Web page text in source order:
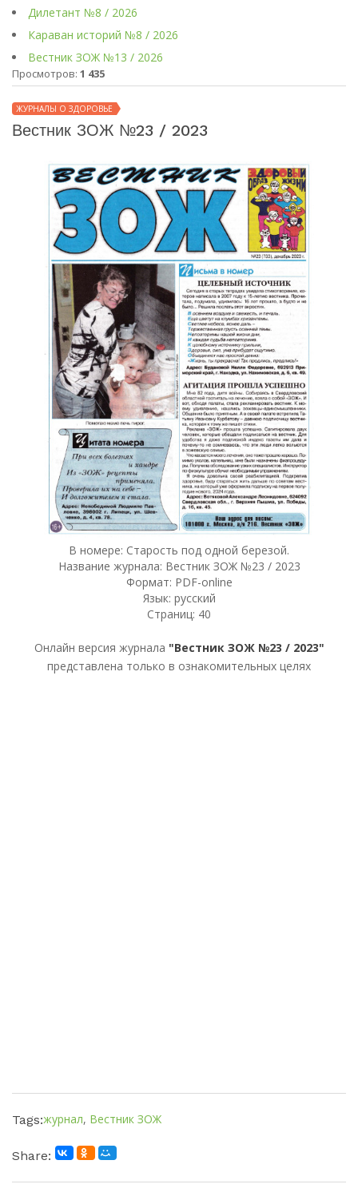
Дилетант №8 / 2026
Караван историй №8 / 2026
Вестник ЗОЖ №13 / 2026
Просмотров: 1 435
ЖУРНАЛЫ О ЗДОРОВЬЕ
Вестник ЗОЖ №23 / 2023
В номере: Старость под одной березой.
Название журнала: Вестник ЗОЖ №23 / 2023
Формат: PDF-online
Язык: русский
Страниц: 40
Онлайн версия журнала "Вестник ЗОЖ №23 / 2023"
представлена только в ознакомительных целях
Tags:журнал, Вестник ЗОЖ
Share: